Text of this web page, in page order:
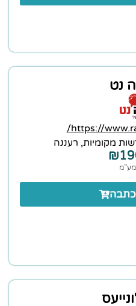
נט
https://
מקומיות, רעננה
₪
מע”מ